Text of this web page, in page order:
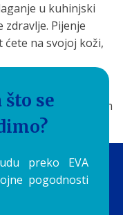
u kuhinjski
zdravlje. Pijenje
na svojoj koži,
neukusnu vodu iz
prirodu u svakom
što se
preko EVA
pogodnosti